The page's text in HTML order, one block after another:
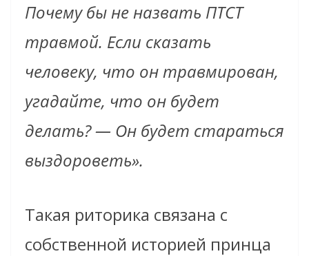
Почему бы не назвать ПТСТ
травмой. Если сказать
человеку, что он травмирован,
угадайте, что он будет
делать? — Он будет стараться
выздороветь».
Такая риторика связана с
собственной историей принца